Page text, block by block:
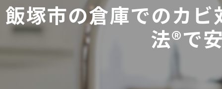
飯塚市の倉庫でのカ
法®で